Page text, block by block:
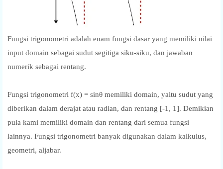
Fungsi trigonometri adalah enam fungsi dasar yang memiliki nilai
input domain sebagai sudut segitiga siku-siku, dan jawaban
numerik sebagai rentang.
Fungsi trigonometri f(x) = sinθ memiliki domain, yaitu sudut yang
diberikan dalam derajat atau radian, dan rentang [-1, 1]. Demikian
pula kami memiliki domain dan rentang dari semua fungsi
lainnya. Fungsi trigonometri banyak digunakan dalam kalkulus,
geometri, aljabar.